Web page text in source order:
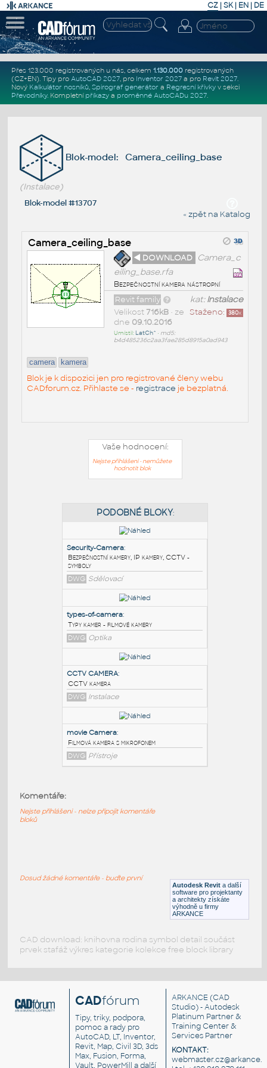
CZ | SK| EN | DE
Přes 123.000 registrovaných u nás, celkem 1.130.000registrovaných
(CZ+EN). Tipy pro AutoCAD 2027, pro Inventor 2027a pro Revit 2027.
Nový Kalkulátor nosníků, Spirograf generátor a Regresní křivkyv sekci
Převodníky. Kompletní příkazya proměnné AutoCADu 2027.
Blok-model: Camera_ceiling_base
(Instalace)
Blok-model #13707
« zpět na Katalog
Camera_ceiling_base
◄ DOWNLOAD Camera_c
eiling_base.rfa
Bezpečnostní kamera nástropní
kat:Instalace
Revit family
Staženo: 380x
Velikost 716kB• ze
dne 09.10.2016
Umístil: LatCh^ • md5:
b4d485236c2aa3fae285d8915a0ad943
camera kamera
Blok je k dispozici jen pro registrované členy webu
CADforum.cz. Přihlaste se - registrace je bezplatná.
Vaše hodnocení:
Nejste přihlášeni - nemůžete
hodnotit blok
PODOBNÉ BLOKY:
Security-Camera
Bezpečnostní kamery, IP kamery, CCTV -
symboly
DWG Sdělovací
types-of-camera:
Typy kamer - filmové kamery
DWG Optika
Filmová kamera s mikrofonem
Autodesk Revit a další
software pro projektanty
a architekty získáte
výhodně u firmy
ARKANCE
Komentáře:
Nejste přihlášeni - nelze připojit komentáře
bloků
Dosud žádné komentáře - buďte první
CAD download: knihovna rodina symbol detail součást
prvek stafáž výkres kategorie kolekce free block library
CADfórum
Tipy, triky, podpora,
pomoc a rady pro
AutoCAD, LT, Inventor,
Revit, Map, Civil 3D, 3ds
Max, Fusion, Forma,
Vault, PowerMill a další
ARKANCE (CAD
Studio) - Autodesk
Platinum Partner &
Training Center &
Services Partner
KONTAKT: